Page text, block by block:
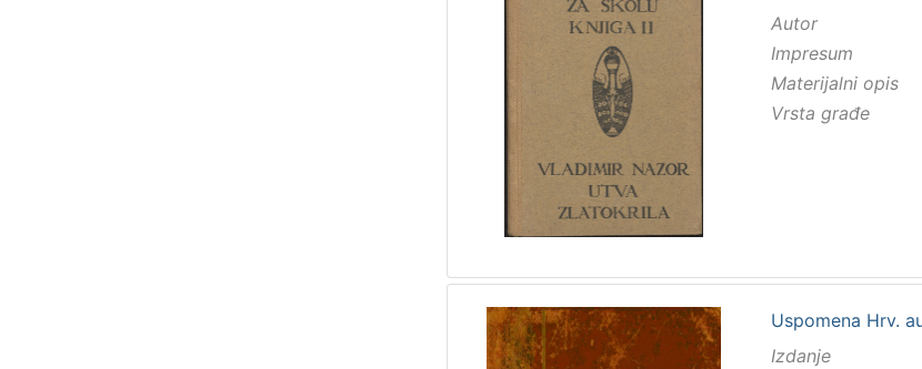
Autor
Impresum
Materijalni opis
Vrsta građe
Uspomena Hrv.
Izdanje